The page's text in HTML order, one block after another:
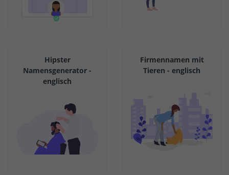
Hipster
Namensgenerator -
englisch
Firmennamen mit
Tieren - englisch